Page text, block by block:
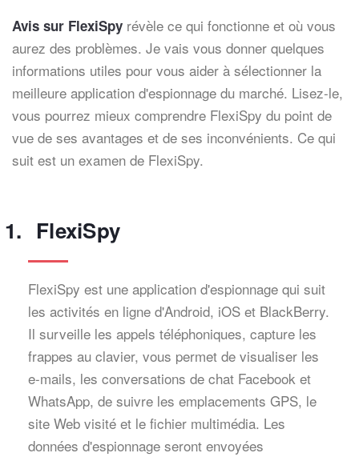
Avis sur FlexiSpy révèle ce qui fonctionne et où vous
aurez des problèmes. Je vais vous donner quelques
informations utiles pour vous aider à sélectionner la
meilleure application d'espionnage du marché. Lisez-le,
vous pourrez mieux comprendre FlexiSpy du point de
vue de ses avantages et de ses inconvénients. Ce qui
suit est un examen de FlexiSpy.
FlexiSpy
FlexiSpy est une application d'espionnage qui suit
les activités en ligne d'Android, iOS et BlackBerry.
Il surveille les appels téléphoniques, capture les
frappes au clavier, vous permet de visualiser les
e-mails, les conversations de chat Facebook et
WhatsApp, de suivre les emplacements GPS, le
site Web visité et le fichier multimédia. Les
données d'espionnage seront envoyées